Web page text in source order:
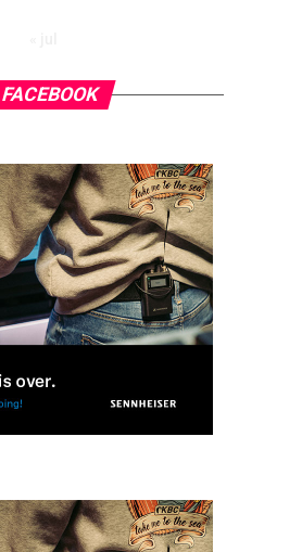
FACEBOOK